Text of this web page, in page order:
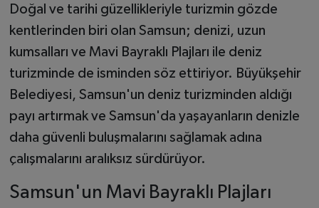
Doğal ve tarihi güzellikleriyle turizmin gözde
kentlerinden biri olan Samsun; denizi, uzun
kumsalları ve Mavi Bayraklı Plajları ile deniz
turizminde de isminden söz ettiriyor. Büyükşehir
Belediyesi, Samsun'un deniz turizminden aldığı
payı artırmak ve Samsun'da yaşayanların denizle
daha güvenli buluşmalarını sağlamak adına
çalışmalarını aralıksız sürdürüyor.
Samsun'un Mavi Bayraklı Plajları